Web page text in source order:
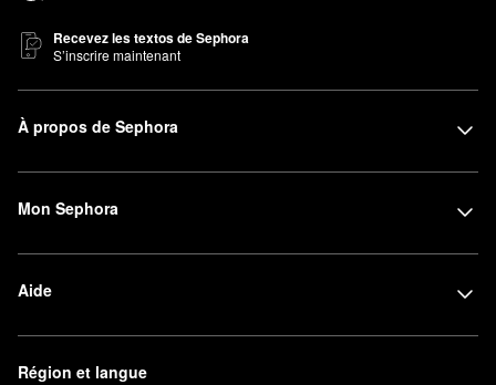
Recevez les textos de Sephora
S’inscrire maintenant
À propos de Sephora
Mon Sephora
Aide
Région et langue